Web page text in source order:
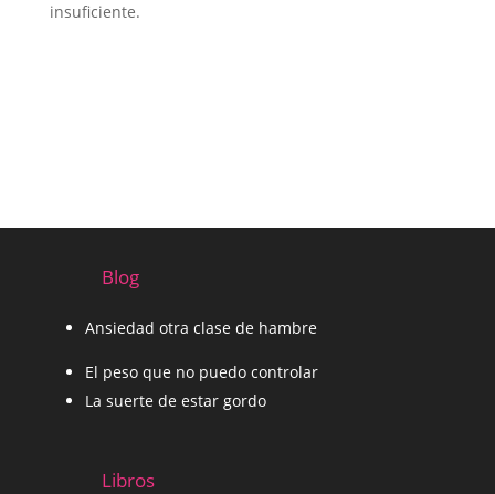
insuficiente.
Blog
Ansiedad otra clase de hambre
El peso que no puedo controlar
La suerte de estar gordo
Libros